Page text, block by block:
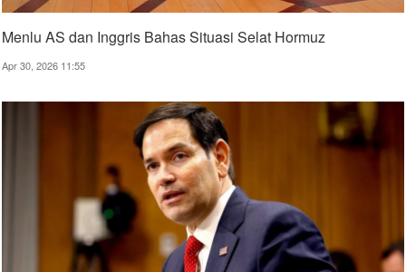
Menlu AS dan Inggris Bahas Situasi Selat Hormuz
Apr 30, 2026 11:55